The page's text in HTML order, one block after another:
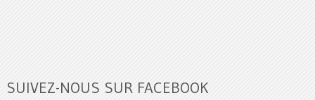
SUIVEZ-NOUS SUR FACEBOOK